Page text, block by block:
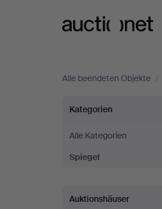
Alle beendeten Objekte /
Spiegel
bei
Gomér
&
Kategorien
Alle Kategorien
Spiegel
Auktionshäuser